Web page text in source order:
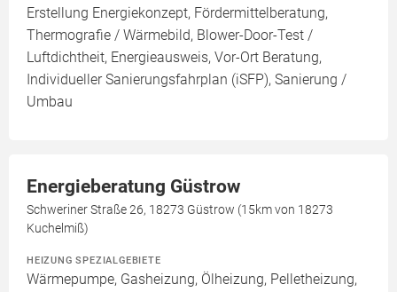
Erstellung Energiekonzept, Fördermittelberatung,
Thermografie / Wärmebild, Blower-Door-Test /
Luftdichtheit, Energieausweis, Vor-Ort Beratung,
Individueller Sanierungsfahrplan (iSFP), Sanierung /
Umbau
Energieberatung Güstrow
Schweriner Straße 26, 18273 Güstrow (15km von 18273
Kuchelmiß)
HEIZUNG SPEZIALGEBIETE
Wärmepumpe, Gasheizung, Ölheizung, Pelletheizung,